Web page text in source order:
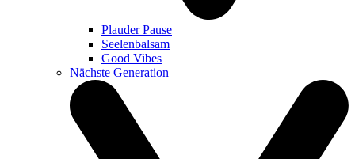
Plauder Pause
Seelenbalsam
Good Vibes
Nächste Generation